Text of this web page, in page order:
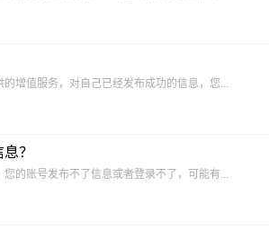
增值服务，对自己已经发布成功的信息，您...
？
的账号发布不了信息或者登录不了，可能有...